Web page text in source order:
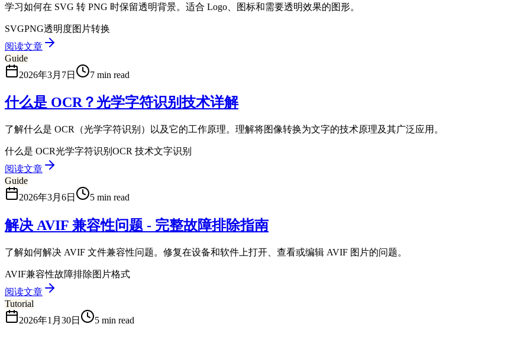
学习如何在 SVG 转 PNG 时保留透明背景。适合 Logo、图标和需要透明效果的图形。
SVGPNG透明度图片转换
阅读文章
Guide
2026年3月7日
7 min read
什么是 OCR？光学字符识别技术详解
了解什么是 OCR（光学字符识别）以及它的工作原理。理解将图像转换为文字的技术原理及其广泛应用。
什么是 OCR光学字符识别 OCR 技术文字识别
阅读文章
Guide
2026年3月6日
5 min read
解决 AVIF 兼容性问题 - 完整故障排除指南
了解如何解决 AVIF 文件兼容性问题。修复在设备和软件上打开、查看或编辑 AVIF 图片的问题。
AVIF兼容性故障排除图片格式
阅读文章
Tutorial
2026年1月30日
5 min read